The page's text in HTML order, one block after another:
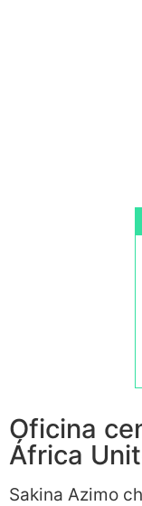
Oficina
África
Sakina Azimo